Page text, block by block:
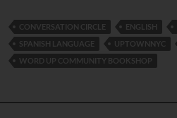
CONVERSATION CIRCLE ENGLISH
SPANISH LANGUAGE
UPTOWNNYC
WORD UP COMMUNITY BOOKSHOP